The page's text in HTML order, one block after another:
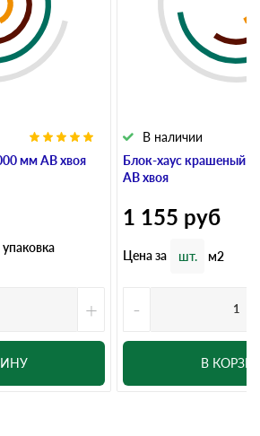
мм АВ хвоя
упаковка
+
Блок-хаус крашеный
АВ хвоя
В наличии
1 155 руб
Цена за шт. м2
-
В